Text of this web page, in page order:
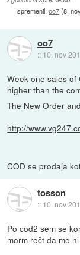
spremenil:oo7(8.
oo7
:: 10. nov
Week one sales of
higher than the
The New Order
http://
COD se prodaja
tosson
:: 10. nov
Po cod2 sem se
morm rečt da me